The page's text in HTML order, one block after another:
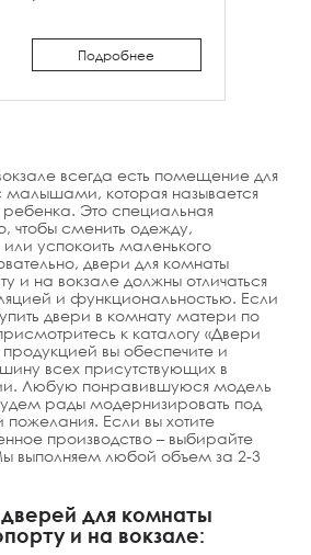
Подробнее
всегда есть помещение для
малышами, которая называется
Это специальная
чтобы сменить одежду,
успокоить маленького
двери для комнаты
и на вокзале должны отличаться
и функциональностью. Если
двери в комнату матери по
к каталогу «Двери
вы обеспечите и
всех присутствующих в
Любую понравившуюся модель
рады модернизировать под
Если вы хотите
производство – выбирайте
выполняем любой объем за 2-3
для комнаты
и на вокзале: